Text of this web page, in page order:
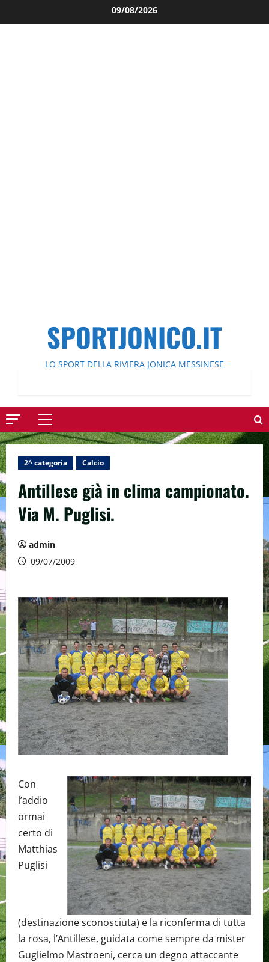
al
09/08/2026
SPORTJONICO.IT
LO SPORT DELLA RIVIERA JONICA MESSINESE
Menu
principale
2^ categoria Calcio
Antillese già in clima campionato.
Via M. Puglisi.
admin
09/07/2009
Con
l’addio
ormai
certo di
Matthias
Puglisi
(destinazione sconosciuta) e la riconferma di tutta
la rosa, l’Antillese, guidata come sempre da mister
Guglielmo Mastroeni, cerca un degno attaccante